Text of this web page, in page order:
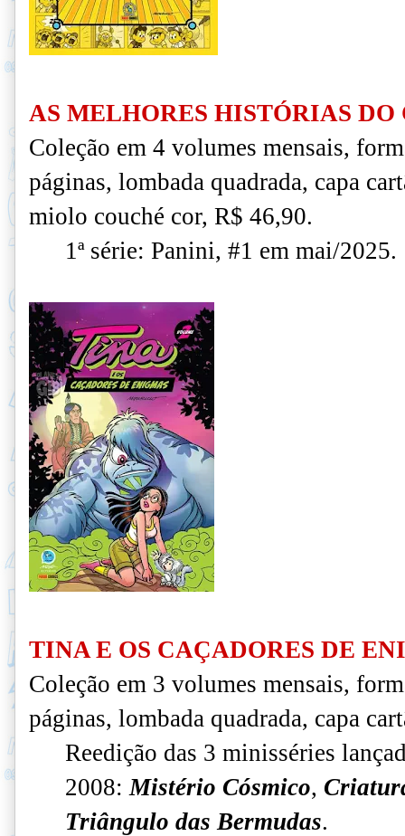
AS MELHORES HISTÓRIAS DO
Coleção em 4 volumes mensais,
páginas, lombada quadrada, capa
miolo couché cor, R$ 46,90.
1ª série: Panini, #1 em mai/2025.
TINA E OS CAÇADORES DE
Coleção em 3 volumes mensais,
páginas, lombada quadrada, capa
Reedição das 3 minisséries
2008: Mistério Cósmico,
Triângulo das Bermudas.